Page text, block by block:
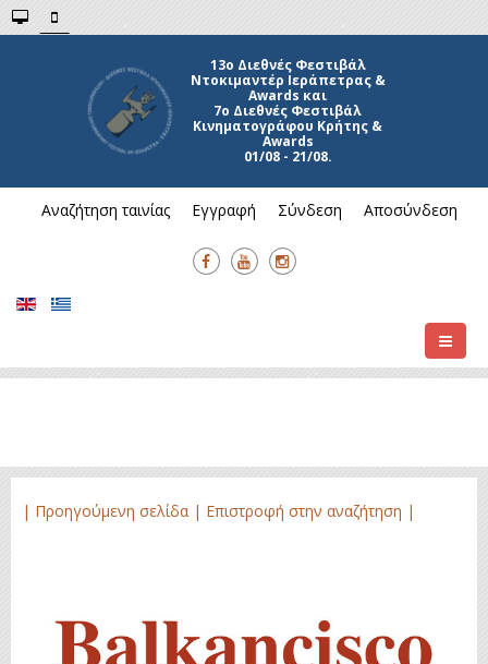
13ο Διεθνές Φεστιβάλ
Ντοκιμαντέρ Ιεράπετρας &
Awards και
7ο Διεθνές Φεστιβάλ
Κινηματογράφου Κρήτης &
Awards
01/08 - 21/08.
Αναζήτηση ταινίας Εγγραφή Σύνδεση Αποσύνδεση
| Προηγούμενη σελίδα | Επιστροφή στην αναζήτηση |